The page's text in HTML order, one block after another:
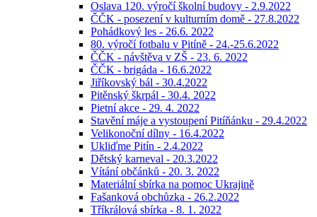
Oslava 120. výročí školní budovy - 2.9.2022
ČČK - posezení v kulturním domě - 27.8.2022
Pohádkový les - 26.6. 2022
80. výročí fotbalu v Pitíně - 24.-25.6.2022
ČČK - návštěva v ZŠ - 23. 6. 2022
ČČK - brigáda - 16.6.2022
Jiříkovský bál - 30.4.2022
Pitěnský škrpál - 30.4. 2022
Pietní akce - 29. 4. 2022
Stavění máje a vystoupení Pitíňánku - 29.4.2022
Velikonoční dílny - 16.4.2022
Ukliďme Pitín - 2.4.2022
Dětský karneval - 20.3.2022
Vítání občánků - 20. 3. 2022
Materiální sbírka na pomoc Ukrajině
Fašanková obchůzka - 26.2.2022
Tříkrálová sbírka - 8. 1. 2022